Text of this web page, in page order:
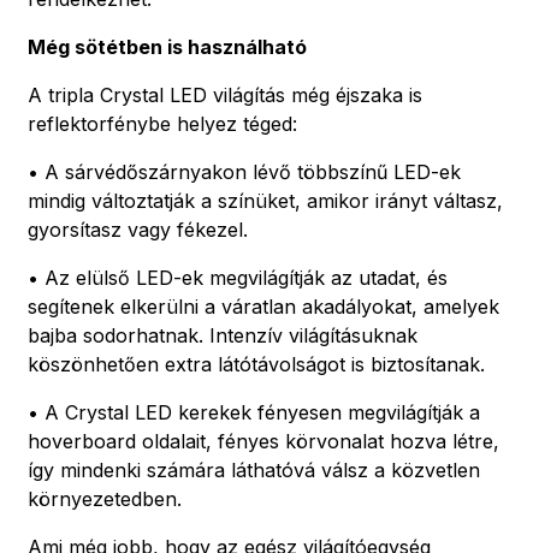
Még sötétben is használható
A tripla Crystal LED világítás még éjszaka is
reflektorfénybe helyez téged:
• A sárvédőszárnyakon lévő többszínű LED-ek
mindig változtatják a színüket, amikor irányt váltasz,
gyorsítasz vagy fékezel.
• Az elülső LED-ek megvilágítják az utadat, és
segítenek elkerülni a váratlan akadályokat, amelyek
bajba sodorhatnak. Intenzív világításuknak
köszönhetően extra látótávolságot is biztosítanak.
• A Crystal LED kerekek fényesen megvilágítják a
hoverboard oldalait, fényes körvonalat hozva létre,
így mindenki számára láthatóvá válsz a közvetlen
környezetedben.
Ami még jobb, hogy az egész világítóegység